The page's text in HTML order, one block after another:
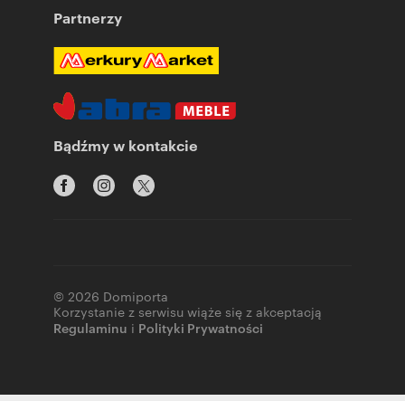
Partnerzy
Bądźmy w kontakcie
© 2026 Domiporta
Korzystanie z serwisu wiąże się z akceptacją
Regulaminu i Polityki Prywatności